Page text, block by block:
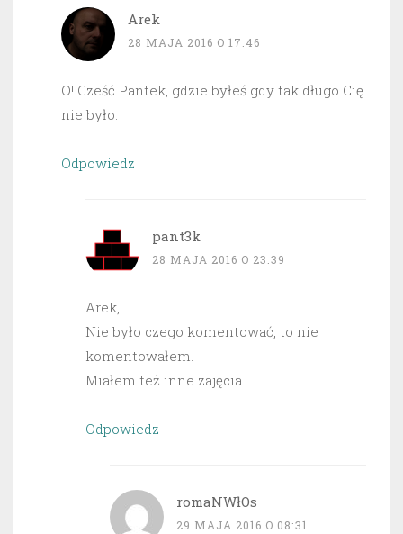
Arek
28 MAJA 2016 O 17:46
O! Cześć Pantek, gdzie byłeś gdy tak długo Cię
nie było.
Odpowiedz
pant3k
28 MAJA 2016 O 23:39
Arek,
Nie było czego komentować, to nie
komentowałem.
Miałem też inne zajęcia…
Odpowiedz
romaNWłOs
29 MAJA 2016 O 08:31